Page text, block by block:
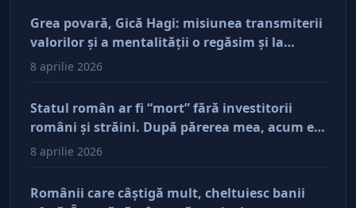
Grea povară, Gică Hagi: misiunea transmiterii
valorilor şi a mentalităţii o regăsim şi la
antreprenorii care vor să-și lase moştenire
8 aprilie 2026
Statul român ar fi “mort” fără investitorii
români şi străini. După părerea mea, acum e
doar pe perfuzii şi încă nu face diferenţa între
8 aprilie 2026
Românii care câştigă mult, cheltuiesc banii